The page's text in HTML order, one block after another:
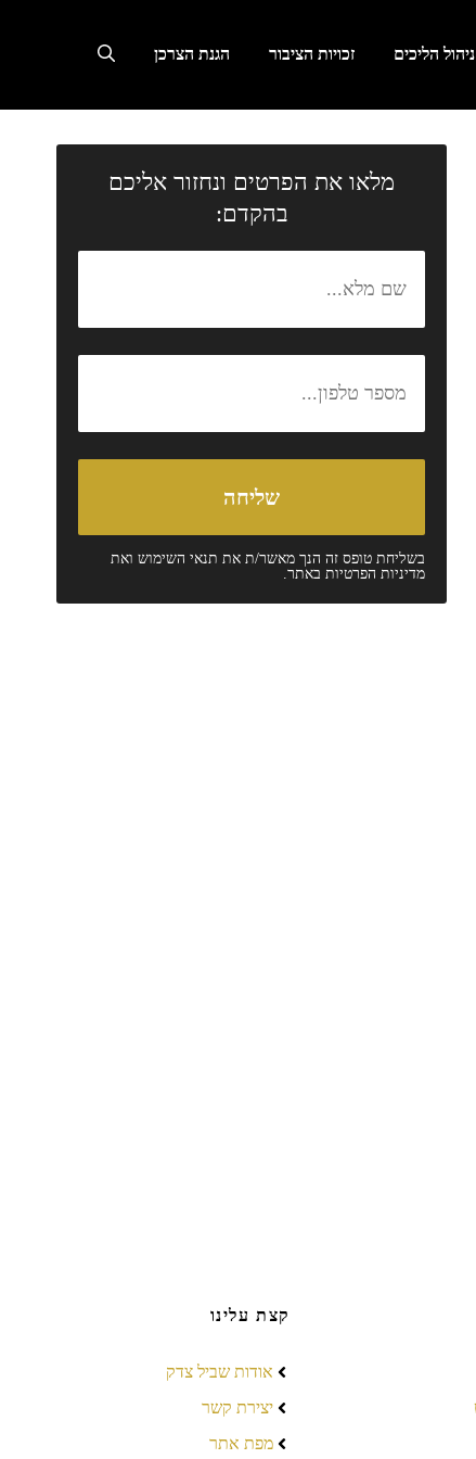
ניהול הליכים זכויות הציבור הגנת הצרכן
מלאו את הפרטים ונחזור אליכם
בהקדם:
בשליחת טופס זה הנך מאשר/ת את תנאי השימושואת
מדיניות הפרטיותבאתר.
קצת עלינו
אודות שביל צדק
יצירת קשר
מפת אתר